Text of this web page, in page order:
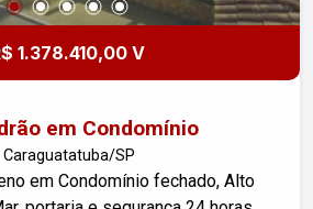
direto com a natureza,
para moradia quanto para
1.378.410,00 V
em Condomínio
SP
em Condomínio fechado, Alto